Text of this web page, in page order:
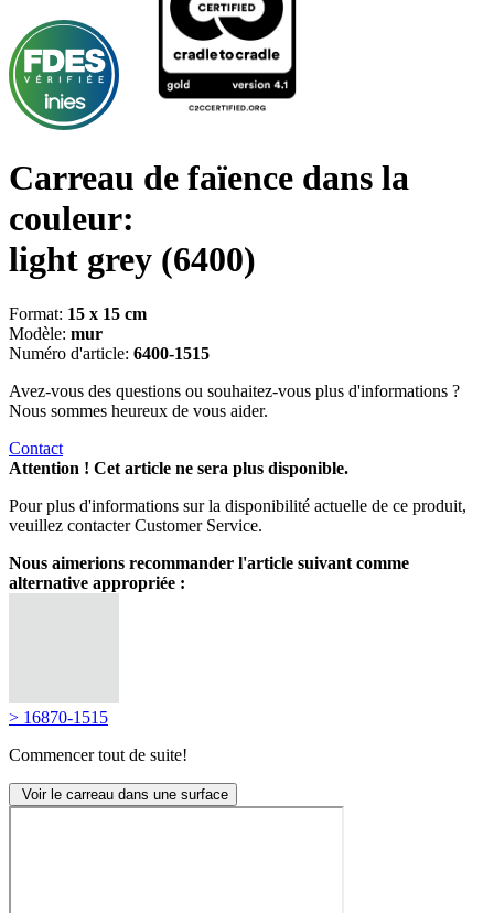
Carreau de faïence dans la
couleur:
light grey (6400)
Format: 15 x 15 cm
Modèle: mur
Numéro d'article: 6400-1515
Avez-vous des questions ou souhaitez-vous plus d'informations ?
Nous sommes heureux de vous aider.
Contact
Attention ! Cet article ne sera plus disponible.
Pour plus d'informations sur la disponibilité actuelle de ce produit,
veuillez contacter Customer Service.
Nous aimerions recommander l'article suivant comme
alternative appropriée :
> 16870-1515
Commencer tout de suite!
Voir le carreau dans une surface